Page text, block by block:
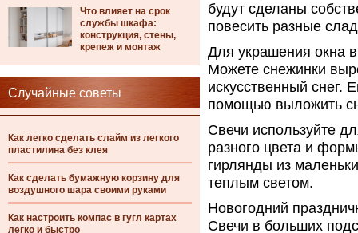
Что влияет на срок
службы шкафа:
конструкция, стены,
крепеж и монтаж
Случайные советы
Как легко сделать слайм из легкого
пластилина без клея
Как сделать бумажную корзину для
воздушного шара своими руками
Как настроить компас в гугл картах
легко и быстро
будут сделаны
повесить разные
Для украшения окна
Можете снежинки
искусственный снег.
помощью выложить
Свечи используйте
разного цвета и
гирлянды из
теплым светом.
Новогодний
Свечи в больших